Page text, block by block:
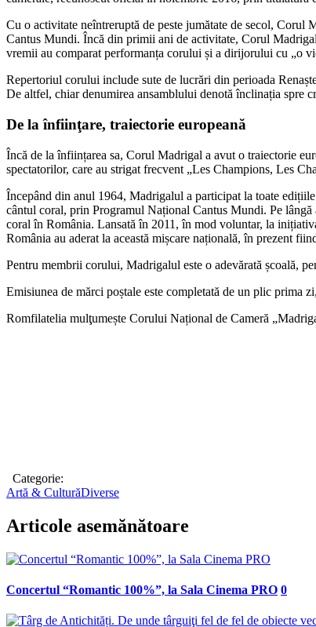
Cu o activitate neîntreruptă de peste jumătate de secol,
Cantus Mundi. Încă din primii ani de activitate, Corul
vremii au comparat performanța corului și a dirijorului cu „o
Repertoriul corului include sute de lucrări din perioada
De altfel, chiar denumirea ansamblului denotă înclinația
De la înfiinţare, traiectorie europeană
Încă de la înființarea sa, Corul Madrigal a avut o traiectorie
spectatorilor, care au strigat frecvent „Les Champions, Les
Începând din anul 1964, Madrigalul a participat la toate
cântul coral, prin Programul Național Cantus Mundi. Pe
coral în România. Lansată în 2011, în mod voluntar, la
România au aderat la această mișcare națională, în prezent
Pentru membrii corului, Madrigalul este o adevărată școală,
Emisiunea de mărci poștale este completată de un plic prima
Romfilatelia mulţumește Corului Național de Cameră
Categorie:
Artă & CulturăDiverse
Articole asemănătoare
Concertul “Romantic 100%”, la Sala Cinema PRO 0